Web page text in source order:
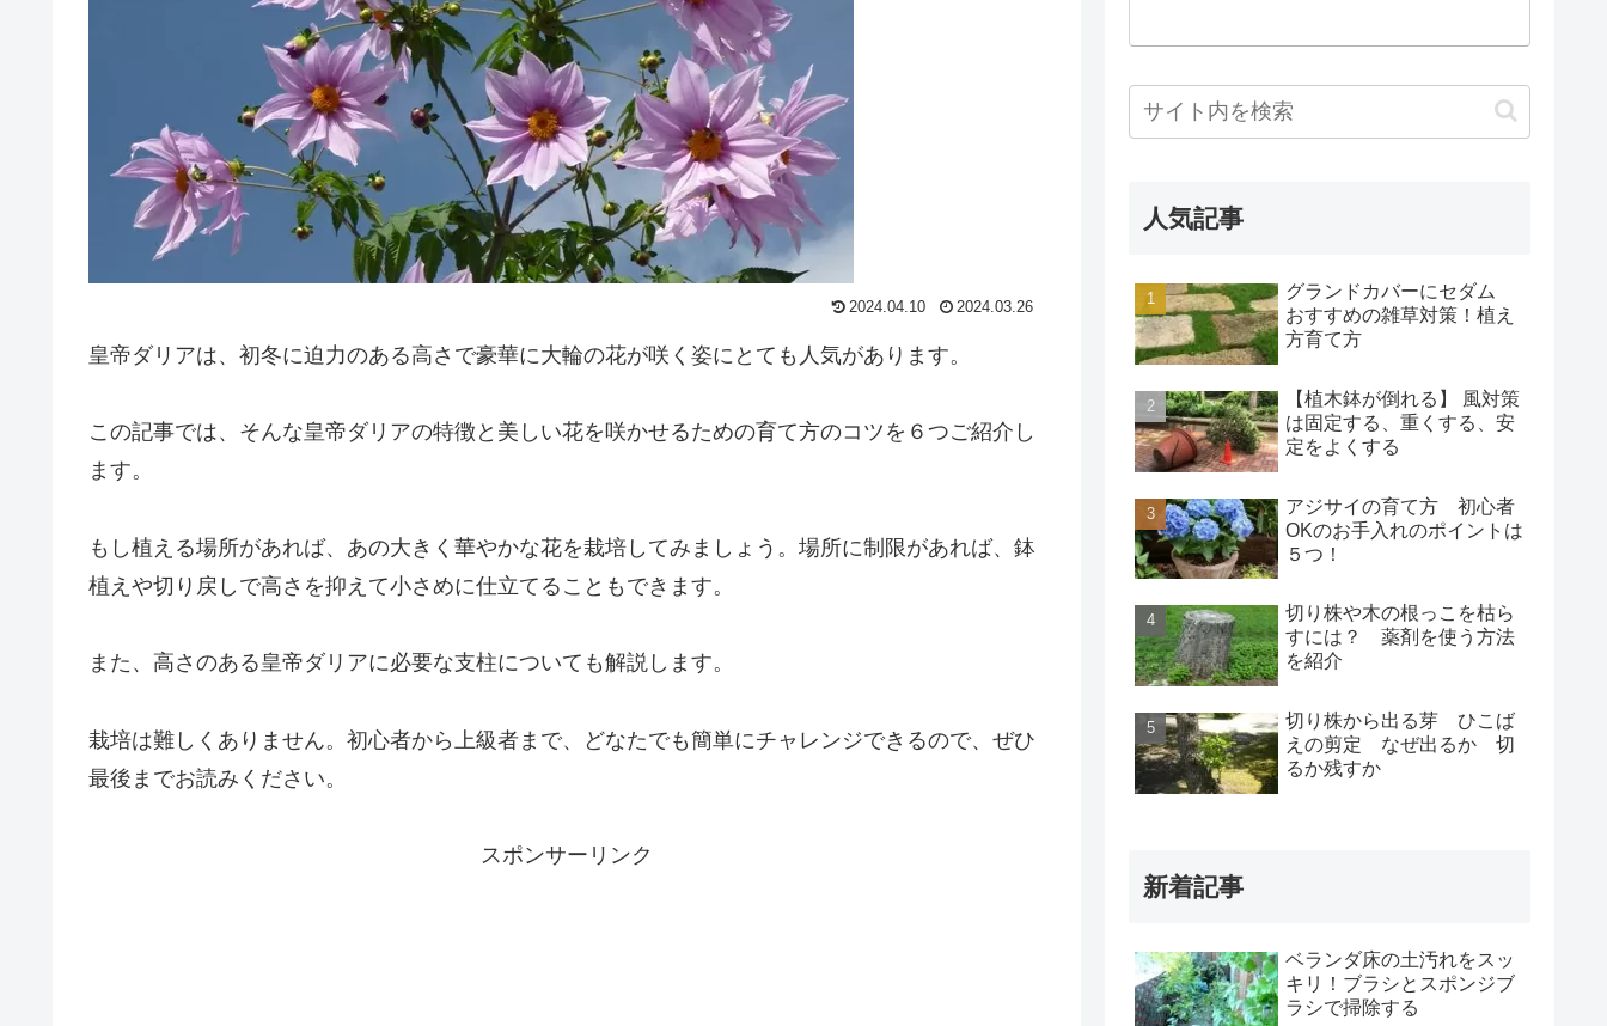
2024.04.10 2024.03.26
皇帝ダリアは、初冬に迫力のある高さで豪華に大輪の花が咲く姿にとても人気があります。
この記事では、そんな皇帝ダリアの特徴と美しい花を咲かせるための育て方のコツを６つご紹介し
ます。
もし植える場所があれば、あの大きく華やかな花を栽培してみましょう。場所に制限があれば、鉢
植えや切り戻しで高さを抑えて小さめに仕立てることもできます。
また、高さのある皇帝ダリアに必要な支柱についても解説します。
栽培は難しくありません。初心者から上級者まで、どなたでも簡単にチャレンジできるので、ぜひ
最後までお読みください。
スポンサーリンク
人気記事
グランドカバーにセダム
おすすめの雑草対策！植え
方育て方
【植木鉢が倒れる】 風対策
は固定する、重くする、安
定をよくする
アジサイの育て方 初心者
OKのお手入れのポイントは
５つ！
切り株や木の根っこを枯ら
すには？ 薬剤を使う方法
を紹介
切り株から出る芽 ひこば
えの剪定 なぜ出るか 切
るか残すか
新着記事
ベランダ床の土汚れをスッ
キリ！ブラシとスポンジブ
ラシで掃除する